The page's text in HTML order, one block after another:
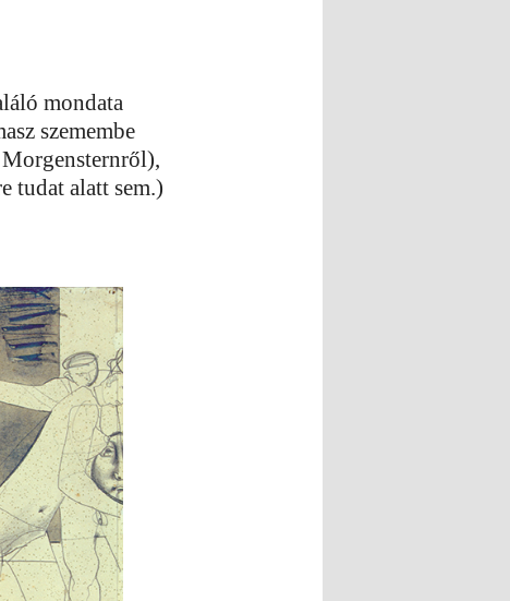
mondata
szemembe
tudat alatt sem.)